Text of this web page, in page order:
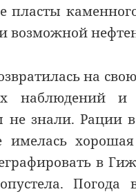
возможной
на
наблюдений
не знали.
имелась
в